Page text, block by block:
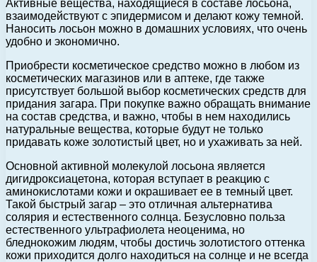
Активные вещества, находящиеся в составе лосьона,
взаимодействуют с эпидермисом и делают кожу темной.
Наносить лосьон можно в домашних условиях, что очень
удобно и экономично.
Приобрести косметическое средство можно в любом из
косметических магазинов или в аптеке, где также
присутствует большой выбор косметических средств для
придания загара. При покупке важно обращать внимание
на состав средства, и важно, чтобы в нем находились
натуральные вещества, которые будут не только
придавать коже золотистый цвет, но и ухаживать за ней.
Основной активной молекулой лосьона является
дигидроксиацетона, которая вступает в реакцию с
аминокислотами кожи и окрашивает ее в темный цвет.
Такой быстрый загар – это отличная альтернатива
солярия и естественного солнца. Безусловно польза
естественного ультрафиолета неоценима, но
бледнокожим людям, чтобы достичь золотистого оттенка
кожи приходится долго находиться на солнце и не всегда